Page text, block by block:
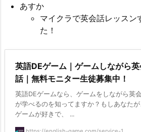
あすか
マイクラで英会話レッスン
た！
英語DEゲーム｜ゲームしながら
話｜無料モニター生徒募集中！
英語DEゲームなら、ゲームをしながら英
が学べるのを知ってますか？もしあなたが
ゲームが好きで、 ...